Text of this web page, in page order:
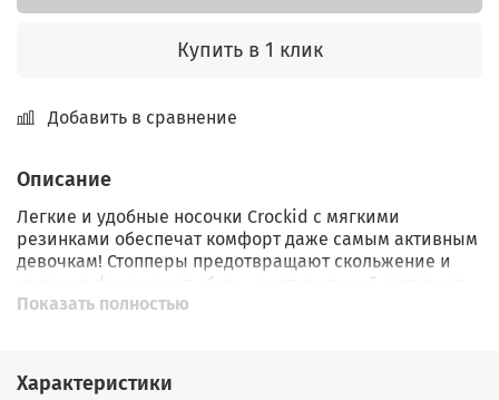
Купить в 1 клик
Добавить в сравнение
Описание
Легкие и удобные носочки Crockid с мягкими
резинками обеспечат комфорт даже самым активным
девочкам! Стопперы предотвращают скольжение и
надежно фиксируют обувь, а натуральный материал
(70% хлопка) позволяет коже дышать и предотвращает
чувствовать себя уютно и безопасно каждый день!
Показать полностью
Характеристики